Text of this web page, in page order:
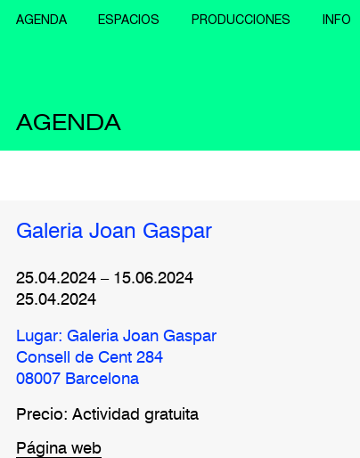
AGENDA ESPACIOS PRODUCCIONES INFO
AGENDA
Galeria Joan Gaspar
25.04.2024– 15.06.2024
25.04.2024
Lugar: Galeria Joan Gaspar
Consell de Cent 284
08007 Barcelona
Precio: Actividad gratuita
Página web